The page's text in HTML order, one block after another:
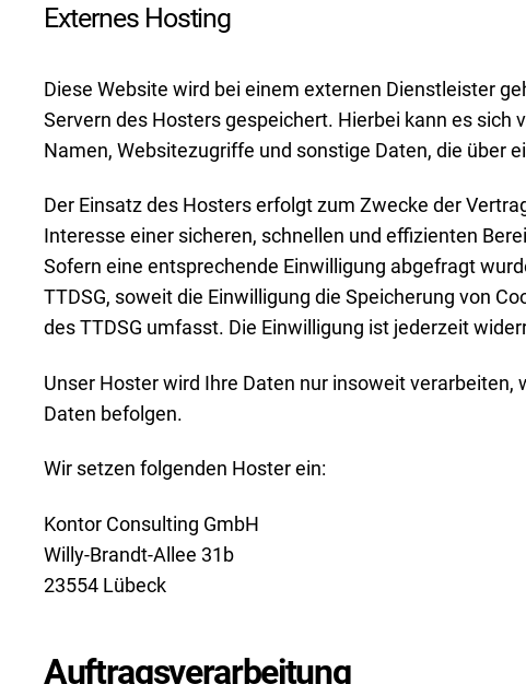
Externes Hosting
Diese Website wird bei einem externen Dienstleister
Servern des Hosters gespeichert. Hierbei kann es
Namen, Websitezugriffe und sonstige Daten, die über
Der Einsatz des Hosters erfolgt zum Zwecke der
Interesse einer sicheren, schnellen und effizienten
Sofern eine entsprechende Einwilligung abgefragt
TTDSG, soweit die Einwilligung die Speicherung von
des TTDSG umfasst. Die Einwilligung ist jederzeit
Unser Hoster wird Ihre Daten nur insoweit
Daten befolgen.
Wir setzen folgenden Hoster ein:
Kontor Consulting GmbH
Willy-Brandt-Allee 31b
23554 Lübeck
Auftragsverarbeitung